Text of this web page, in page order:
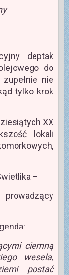
deptak
do
zupełnie nie
tylko krok
XX
lokali
–
ciemną
wesela,
postać